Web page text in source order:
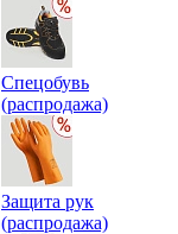
Спецобувь
(распродажа)
Защита рук
(распродажа)